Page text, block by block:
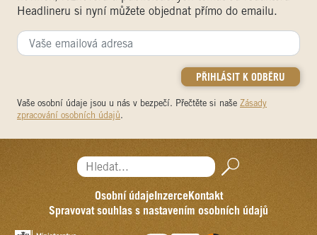
Headlineru si nyní můžete objednat přímo do emailu.
Vaše osobní údaje jsou u nás v bezpečí. Přečtěte si naše Zásady
zpracování osobních údajů.
Hledat...
Osobní údajeInzerceKontakt
Spravovat souhlas s nastavením osobních údajů